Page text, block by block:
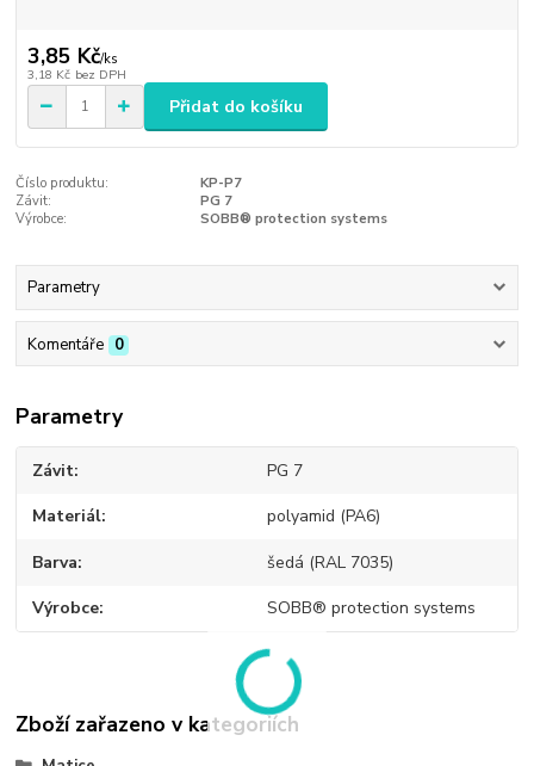
3,85 Kč/ks
3,18 Kč bez DPH
Přidat do košíku
Číslo produktu:
KP-P7
Závit:
PG 7
Výrobce:
SOBB® protection systems
Parametry
Komentáře 0
Parametry
Závit PG 7
Materiál polyamid (PA6)
Barva šedá (RAL 7035)
Výrobce SOBB® protection systems
Zboží zařazeno v kategoriích